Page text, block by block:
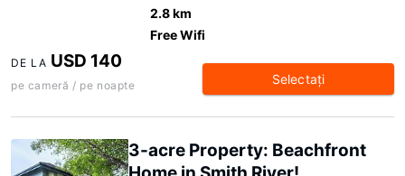
2.8 km
Free Wifi
DE LA USD 140
pe cameră / pe noapte Selectaţi
3-acre Property: Beachfront